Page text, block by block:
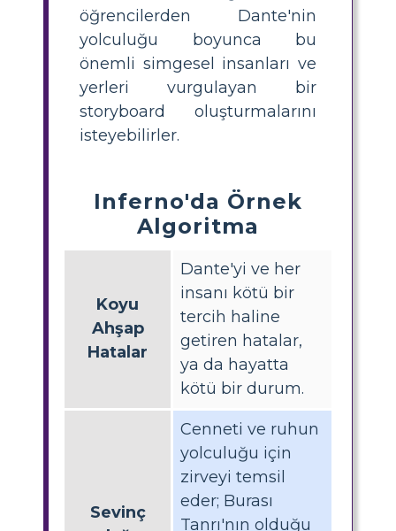
öğrencilerden Dante'nin
yolculuğu boyunca bu
önemli simgesel insanları ve
yerleri vurgulayan bir
storyboard oluşturmalarını
isteyebilirler.
Inferno'da Örnek
Algoritma
Koyu
Ahşap
Hatalar
Dante'yi ve her
insanı kötü bir
tercih haline
getiren hatalar,
ya da hayatta
kötü bir durum.
Sevinç
Cenneti ve ruhun
yolculuğu için
zirveyi temsil
eder; Burası
Tanrı'nın olduğu